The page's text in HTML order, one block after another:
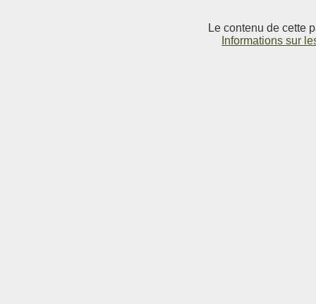
Le contenu de cette
Informations sur